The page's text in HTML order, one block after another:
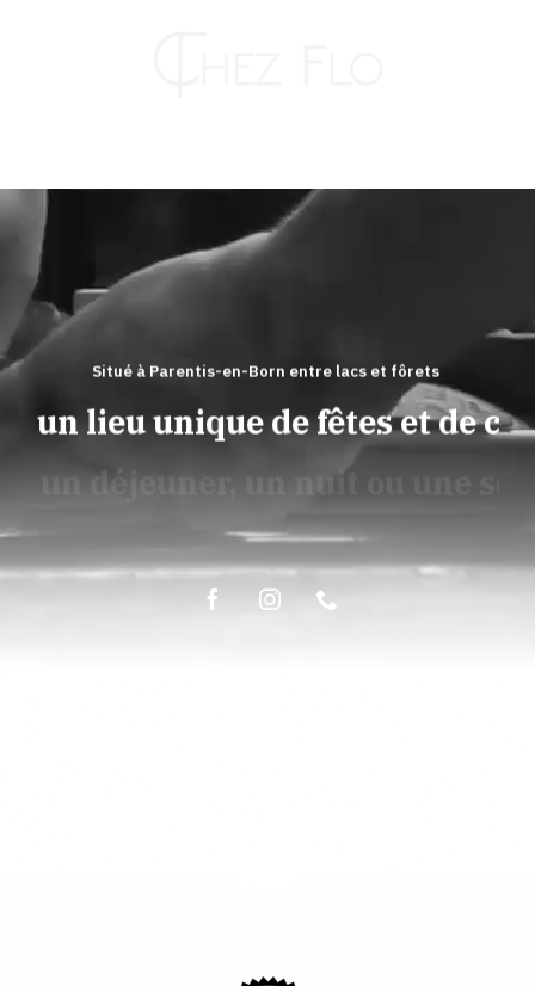
RESTAURANT
TRAITEUR
KAHUT
ÉPICERIE FINE
un lieu unique de fêtes et de
un déjeuner, un nuit ou une